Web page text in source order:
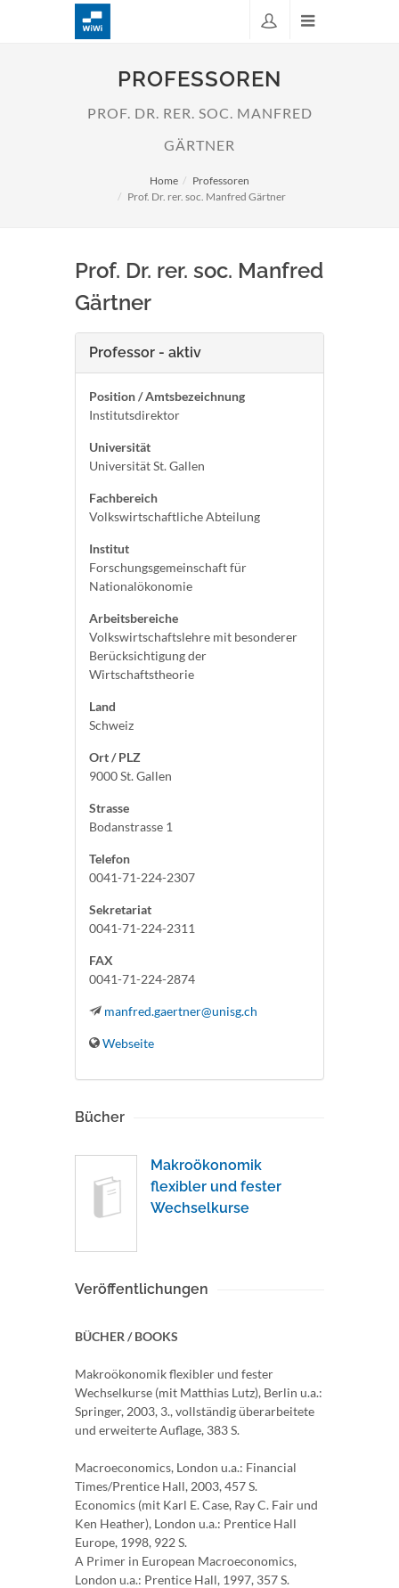
PROFESSOREN
PROF. DR. RER. SOC. MANFRED
GÄRTNER
Home
Professoren
Prof. Dr. rer. soc. Manfred Gärtner
Prof. Dr. rer. soc. Manfred
Gärtner
Professor - aktiv
Position / Amtsbezeichnung
Institutsdirektor
Universität
Universität St. Gallen
Fachbereich
Volkswirtschaftliche Abteilung
Institut
Forschungsgemeinschaft für
Nationalökonomie
Arbeitsbereiche
Volkswirtschaftslehre mit besonderer
Berücksichtigung der
Wirtschaftstheorie
Land
Schweiz
Ort / PLZ
9000 St. Gallen
Strasse
Bodanstrasse 1
Telefon
0041-71-224-2307
Sekretariat
0041-71-224-2311
FAX
0041-71-224-2874
manfred.gaertner@unisg.ch
Webseite
Bücher
Makroökonomik
flexibler und fester
Wechselkurse
Veröffentlichungen
BÜCHER / BOOKS
Makroökonomik flexibler und fester
Wechselkurse (mit Matthias Lutz), Berlin u.a.:
Springer, 2003, 3., vollständig überarbeitete
und erweiterte Auflage, 383 S.
Macroeconomics, London u.a.: Financial
Times/Prentice Hall, 2003, 457 S.
Economics (mit Karl E. Case, Ray C. Fair und
Ken Heather), London u.a.: Prentice Hall
Europe, 1998, 922 S.
A Primer in European Macroeconomics,
London u.a.: Prentice Hall, 1997, 357 S.